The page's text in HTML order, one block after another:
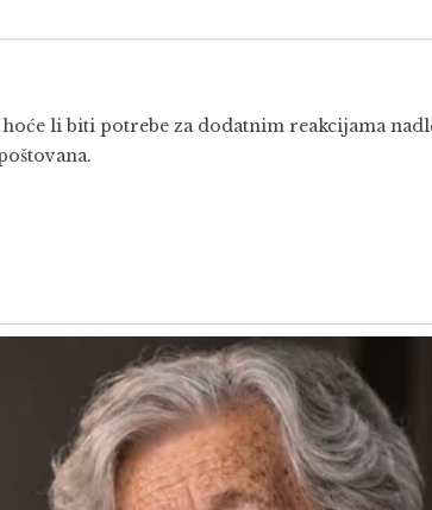
li biti potrebe za dodatnim reakcijama